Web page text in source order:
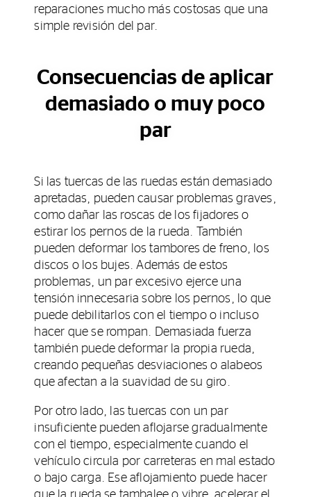
reparaciones mucho más costosas que una
simple revisión del par.
Consecuencias de aplicar
demasiado o muy poco
par
Si las tuercas de las ruedas están demasiado
apretadas, pueden causar problemas graves,
como dañar las roscas de los fijadores o
estirar los pernos de la rueda. También
pueden deformar los tambores de freno, los
discos o los bujes. Además de estos
problemas, un par excesivo ejerce una
tensión innecesaria sobre los pernos, lo que
puede debilitarlos con el tiempo o incluso
hacer que se rompan. Demasiada fuerza
también puede deformar la propia rueda,
creando pequeñas desviaciones o alabeos
que afectan a la suavidad de su giro.
Por otro lado, las tuercas con un par
insuficiente pueden aflojarse gradualmente
con el tiempo, especialmente cuando el
vehículo circula por carreteras en mal estado
o bajo carga. Ese aflojamiento puede hacer